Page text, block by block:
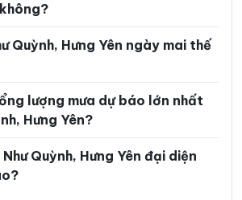
Xã Nam Cường
Xã Nam Tiền Hải
Xã Nghĩa Dân
Xã Ngọc Lâm
Quỳnh, Hưng Yên ngày mai thế
lượng mưa dự báo lớn nhất
Hưng Yên?
Quỳnh, Hưng Yên đại diện